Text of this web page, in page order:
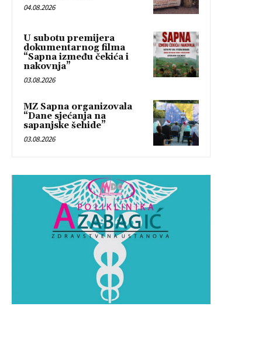
04.08.2026
U subotu premijera
dokumentarnog filma
“Sapna između čekića i
nakovnja”
03.08.2026
MZ Sapna organizovala
“Dane sjećanja na
sapanjske šehide”
03.08.2026